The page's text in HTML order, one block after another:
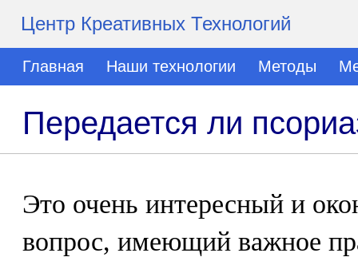
Центр Креативных Технологий
Главная Наши технологии Методы
Передается ли
Это очень интересный и
вопрос, имеющий важное